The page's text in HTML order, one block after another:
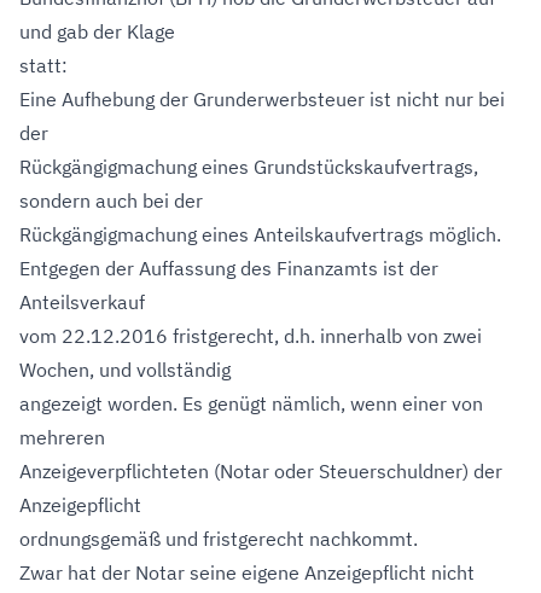
und gab der Klage
statt:
Eine Aufhebung der Grunderwerbsteuer ist nicht nur bei
der
Rückgängigmachung eines Grundstückskaufvertrags,
sondern auch bei der
Rückgängigmachung eines Anteilskaufvertrags möglich.
Entgegen der Auffassung des Finanzamts ist der
Anteilsverkauf
vom 22.12.2016 fristgerecht, d.h. innerhalb von zwei
Wochen, und vollständig
angezeigt worden. Es genügt nämlich, wenn einer von
mehreren
Anzeigeverpflichteten (Notar oder Steuerschuldner) der
Anzeigepflicht
ordnungsgemäß und fristgerecht nachkommt.
Zwar hat der Notar seine eigene Anzeigepflicht nicht